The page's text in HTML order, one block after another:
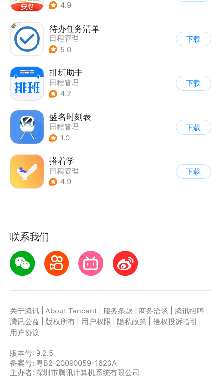
4.9
待办任务清单
日程管理
5.0
下载
排班助手
日程管理
4.2
下载
盛名时刻表
日程管理
1.0
下载
搭着学
日程管理
4.9
下载
联系我们
关于腾讯 About Tencent 服务条款 商务洽谈 腾讯招聘
腾讯公益
版权所有 用户权限 隐私政策 侵权投诉指引
用户协议
版本号: 9.2.5
备案号: 粤B2-20090059-1623A
主办者: 深圳市腾讯计算机系统有限公司